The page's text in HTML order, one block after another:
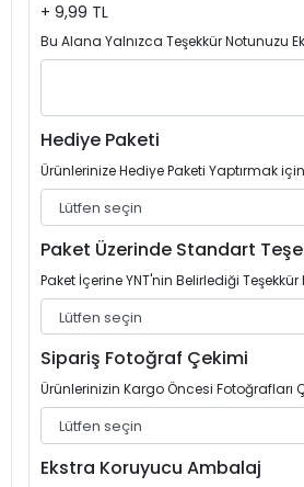
+ 9,99 TL
Bu Alana Yalnızca Teşekkür Notunuzu
Hediye Paketi
Ürünlerinize Hediye Paketi Yaptırmak
Paket Üzerinde Standart
Paket İçerine YNT'nin Belirlediği Teşekkür
Sipariş Fotoğraf Çekimi
Ürünlerinizin Kargo Öncesi Fotoğrafları
Ekstra Koruyucu Ambalaj